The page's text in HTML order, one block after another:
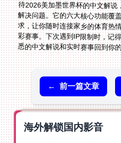
待2026美加墨世界杯的中文解说
彩赛事。下次遇到IP限制时，记
悉的中文解说和实时赛事回到你
← 前一篇文章
海外解锁国内影音